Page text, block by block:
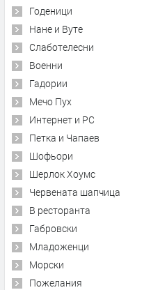
Годеници
Нане и Вуте
Слаботелесни
Военни
Гадории
Мечо Пух
Интернет и PC
Петка и Чапаев
Шофьори
Шерлок Хоумс
Червената шапчица
В ресторанта
Габровски
Младоженци
Морски
Пожелания